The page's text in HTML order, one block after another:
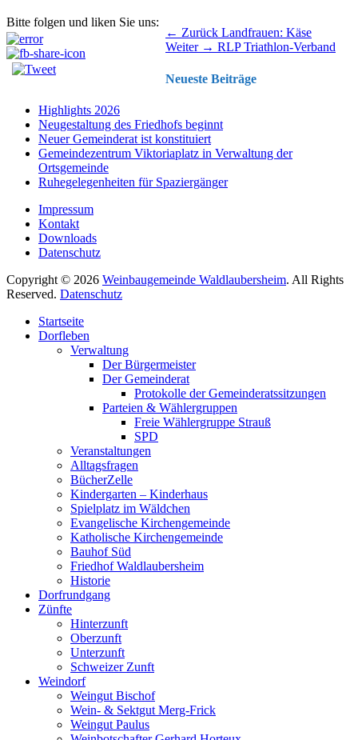
Bitte folgen und liken Sie uns:
Beitragsnavigation ← Zurück Vorhergehender
Beitrag:
Landfrauen: Käse
Weiter → Nächster
RLP Triathlon-Verband
Neueste Beiträge
Highlights 2026
Neugestaltung des Friedhofs beginnt
Neuer Gemeinderat ist konstituiert
Gemeindezentrum Viktoriaplatz in Verwaltung der
Ortsgemeinde
Ruhegelegenheiten für Spaziergänger
Impressum
Kontakt
Downloads
Datenschutz
Copyright © 2026 Weinbaugemeinde Waldlaubersheim. All Rights
Reserved. Datenschutz
oben
scrollen
Startseite
Dorfleben
Verwaltung
Der Bürgermeister
Der Gemeinderat
Protokolle der Gemeinderatssitzungen
Parteien & Wählergruppen
Freie Wählergruppe Strauß
SPD
Veranstaltungen
Alltagsfragen
BücherZelle
Kindergarten – Kinderhaus
Spielplatz im Wäldchen
Evangelische Kirchengemeinde
Katholische Kirchengemeinde
Bauhof Süd
Friedhof Waldlaubersheim
Historie
Dorfrundgang
Zünfte
Hinterzunft
Oberzunft
Unterzunft
Schweizer Zunft
Weindorf
Weingut Bischof
Wein- & Sektgut Merg-Frick
Weingut Paulus